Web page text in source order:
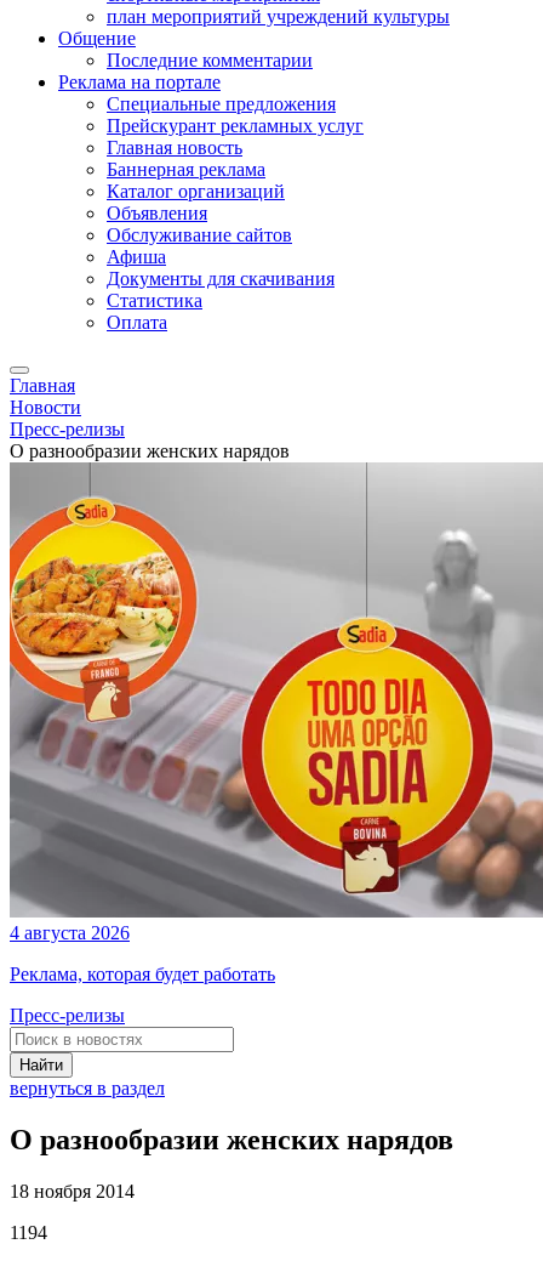
план мероприятий учреждений культуры
Общение
Последние комментарии
Реклама на портале
Специальные предложения
Прейскурант рекламных услуг
Главная новость
Баннерная реклама
Каталог организаций
Объявления
Обслуживание сайтов
Афиша
Документы для скачивания
Статистика
Оплата
Главная
Новости
Пресс-релизы
О разнообразии женских нарядов
4 августа 2026
Реклама, которая будет работать
Пресс-релизы
Найти
вернуться в раздел
О разнообразии женских нарядов
18 ноября 2014
1194